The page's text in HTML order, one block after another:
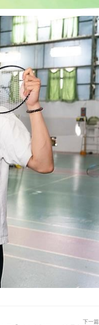
下一篇